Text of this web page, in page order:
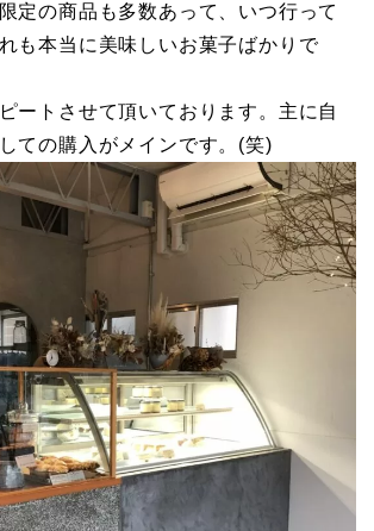
定の商品も多数あって、いつ行って
も本当に美味しいお菓子ばかりで
ートさせて頂いております。主に自
ての購入がメインです。(笑)